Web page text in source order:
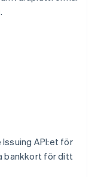
Issuing API:et för
bankkort för ditt